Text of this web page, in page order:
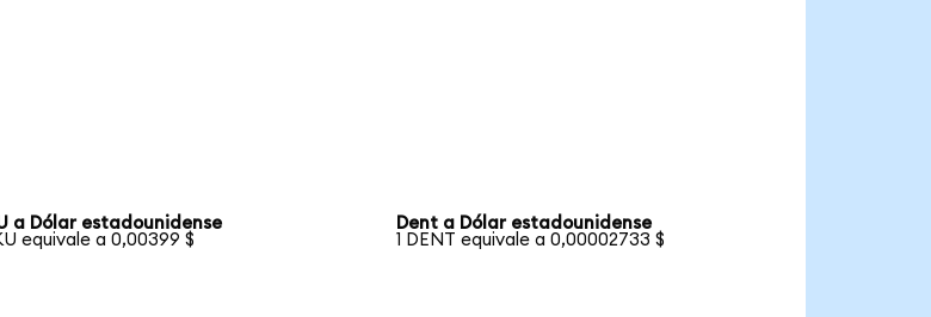
a Dólar estadounidense
equivale a 0,00399 $
Dent a Dólar estadounidense
1 DENT equivale a 0,00002733 $